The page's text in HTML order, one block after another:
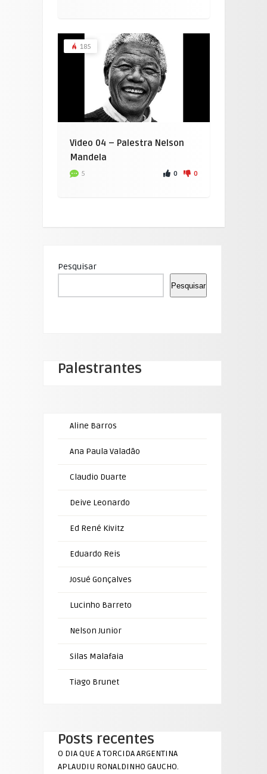
185
Video 04 – Palestra Nelson
Mandela
5 0 0
Pesquisar
Pesquisar
Palestrantes
Aline Barros
Ana Paula Valadão
Claudio Duarte
Deive Leonardo
Ed René Kivitz
Eduardo Reis
Josué Gonçalves
Lucinho Barreto
Nelson Junior
Silas Malafaia
Tiago Brunet
Posts recentes
O DIA QUE A TORCIDA ARGENTINA
APLAUDIU RONALDINHO GAUCHO.